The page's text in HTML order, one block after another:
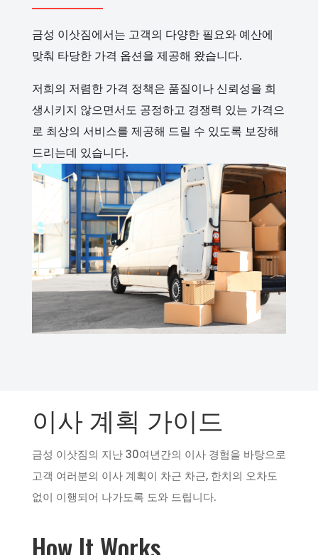
금성 이삿짐에서는 고객의 다양한 필요와 예산에
맞춰 타당한 가격 옵션을 제공해 왔습니다.
저희의 저렴한 가격 정책은 품질이나 신뢰성을 희
생시키지 않으면서도 공정하고 경쟁력 있는 가격으
로 최상의 서비스를 제공해 드릴 수 있도록 보장해
드리는데 있습니다.
이사 계획 가이드
금성 이삿짐의 지난 30여년간의 이사 경험을 바탕으로
고객 여러분의 이사 계획이 차근 차근, 한치의 오차도
없이 이행되어 나가도록 도와 드립니다.
How It Works